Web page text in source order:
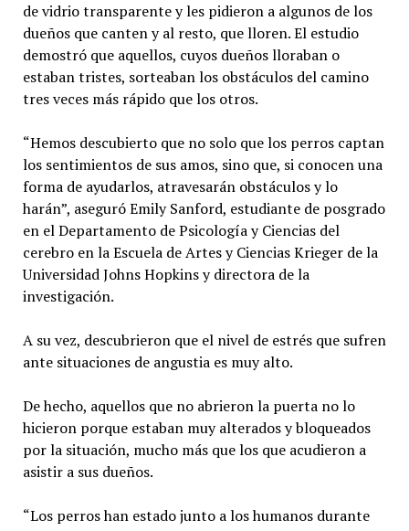
de vidrio transparente y les pidieron a algunos de los
dueños que canten y al resto, que lloren. El estudio
demostró que aquellos, cuyos dueños lloraban o
estaban tristes, sorteaban los obstáculos del camino
tres veces más rápido que los otros.
“Hemos descubierto que no solo que los perros captan
los sentimientos de sus amos, sino que, si conocen una
forma de ayudarlos, atravesarán obstáculos y lo
harán”, aseguró Emily Sanford, estudiante de posgrado
en el Departamento de Psicología y Ciencias del
cerebro en la Escuela de Artes y Ciencias Krieger de la
Universidad Johns Hopkins y directora de la
investigación.
A su vez, descubrieron que el nivel de estrés que sufren
ante situaciones de angustia es muy alto.
De hecho, aquellos que no abrieron la puerta no lo
hicieron porque estaban muy alterados y bloqueados
por la situación, mucho más que los que acudieron a
asistir a sus dueños.
“Los perros han estado junto a los humanos durante